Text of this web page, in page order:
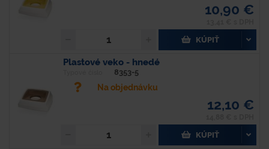
10,90 €
KÚPIŤ
Plastové veko - hnedé
8353-5
Na objednávku
12,10 €
KÚPIŤ